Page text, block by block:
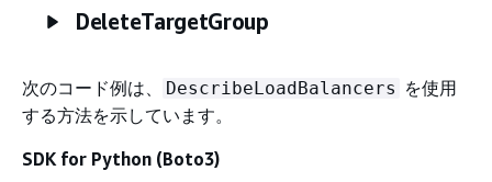
DeleteTargetGroup
次のコード例は、 DescribeLoadBalancers を使用
する方法を示しています。
SDK for Python (Boto3)